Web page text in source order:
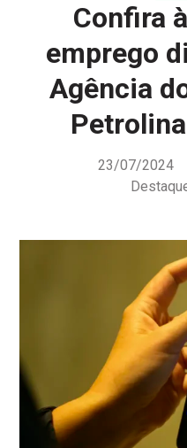
Confira
emprego
Agência
23/07/2024